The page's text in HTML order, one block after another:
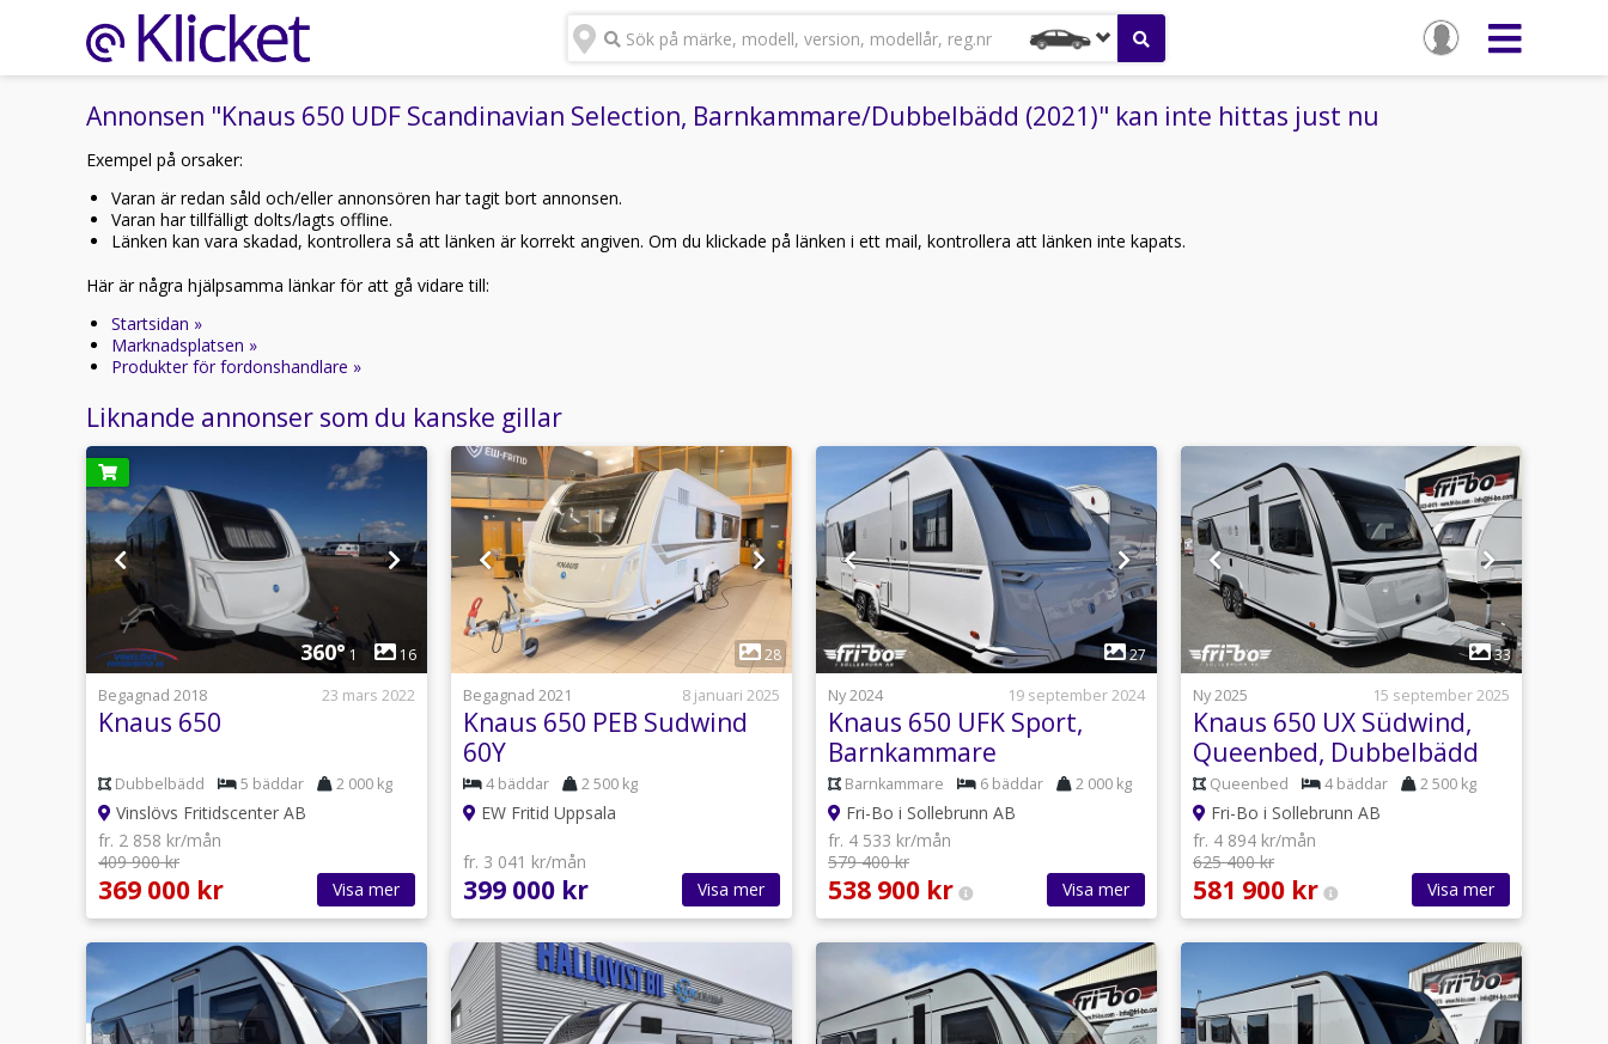
Sök på märke, modell, version, modellår, reg.nr
Annonsen "Knaus 650 UDF Scandinavian Selection, Barnkammare/Dubbelbädd (2021)" kan inte hittas just nu
Exempel på orsaker:
Varan är redan såld och/eller annonsören har tagit bort annonsen.
Varan har tillfälligt dolts/lagts offline.
Länken kan vara skadad, kontrollera så att länken är korrekt angiven. Om du klickade på länken i ett mail, kontrollera att länken inte kapats.
Här är några hjälpsamma länkar för att gå vidare till:
Startsidan »
Marknadsplatsen »
Produkter för fordonshandlare »
Liknande annonser som du kanske gillar
1 360°1
16
Begagnad 2018
23 mars 2022
Knaus 650
Dubbelbädd 5 bäddar 2 000 kg
Vinslövs Fritidscenter AB
fr. 2 858 kr/mån
409 900 kr
369 000 kr Visa mer
1
28
Begagnad 2021
8 januari 2025
Knaus 650 PEB Sudwind
60Y
(ALDE+Frontkök+Dusch)
4 bäddar 2 500 kg
EW Fritid Uppsala
fr. 3 041 kr/mån
399 000 kr Visa mer
1
27
Ny 2024
19 september 2024
Knaus 650 UFK Sport,
Barnkammare
Barnkammare 6 bäddar 2 000 kg
Fri-Bo i Sollebrunn AB
fr. 4 533 kr/mån
579 400 kr
538 900 kr Visa mer
1
33
Ny 2025
15 september 2025
Knaus 650 UX Südwind,
Queenbed, Dubbelbädd
Queenbed 4 bäddar 2 500 kg
Fri-Bo i Sollebrunn AB
fr. 4 894 kr/mån
625 400 kr
581 900 kr Visa mer